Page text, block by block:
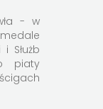
- w
Służb
piaty